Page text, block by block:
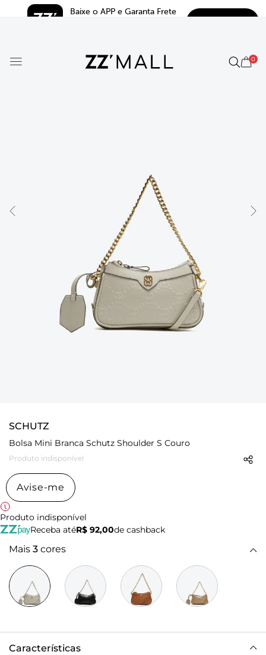
Baixe o APP e Garanta Frete
0
SCHUTZ
Bolsa Mini Branca Schutz Shoulder S Couro
Produto indisponível
Avise-me
Produto indisponível
Receba atéR$ 92,00de cashback
Mais 3 cores
Características